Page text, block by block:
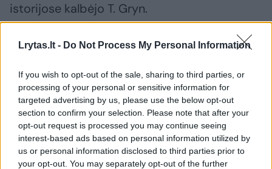
Lrytas.lt - Do Not Process My Personal Information
If you wish to opt-out of the sale, sharing to third parties, or
processing of your personal or sensitive information for
targeted advertising by us, please use the below opt-out
section to confirm your selection. Please note that after your
opt-out request is processed you may continue seeing
interest-based ads based on personal information utilized by
us or personal information disclosed to third parties prior to
your opt-out. You may separately opt-out of the further
istorijose kalbėjo T. Gryn.
Tadas Gryn ir Toma Vaškevičiūtė grįžo į
ekrane?